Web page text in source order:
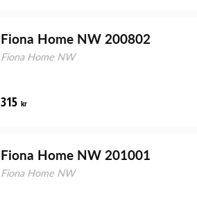
Fiona Home NW 200802
Fiona Home NW
315 kr
Fiona Home NW 201001
Fiona Home NW